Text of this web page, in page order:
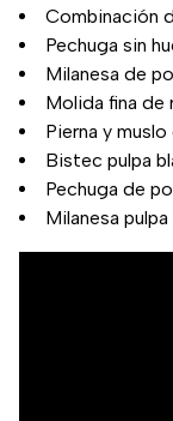
Combinación
Pechuga sin
Milanesa de
Molida fina de
Pierna y
Bistec pulpa
Pechuga de
Milanesa